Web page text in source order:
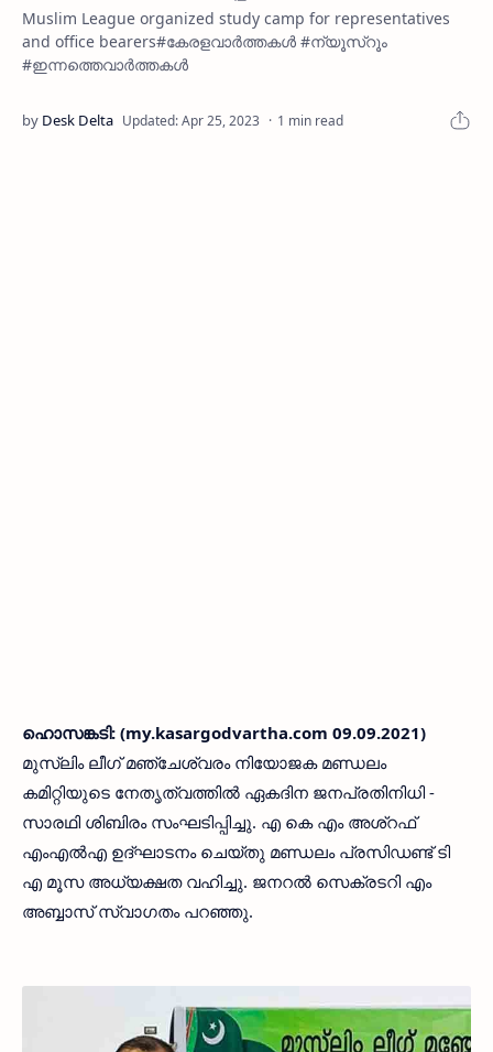
Muslim League organized study camp for representatives
and office bearers#കേരളവാർത്തകൾ #ന്യൂസ്റൂം
#ഇന്നത്തെവാർത്തകൾ
1 min read
ഹൊസങ്കടി: (my.kasargodvartha.com 09.09.2021)
മുസ്ലിം ലീഗ് മഞ്ചേശ്വരം നിയോജക മണ്ഡലം
കമിറ്റിയുടെ നേതൃത്വത്തിൽ ഏകദിന ജനപ്രതിനിധി -
സാരഥി ശിബിരം സംഘടിപ്പിച്ചു. എ കെ എം അശ്‌റഫ്
എംഎൽഎ ഉദ്‌ഘാടനം ചെയ്തു മണ്ഡലം പ്രസിഡണ്ട് ടി
എ മൂസ അധ്യക്ഷത വഹിച്ചു. ജനറൽ സെക്രടറി എം
അബ്ബാസ് സ്വാഗതം പറഞ്ഞു.